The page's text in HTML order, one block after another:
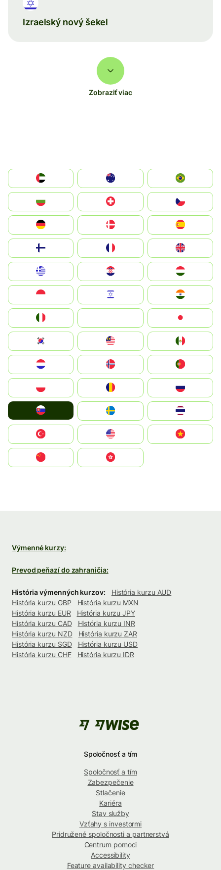
Izraelský nový šekel
Zobraziť viac
الإمارات العربية المتحدة
Switzerland
Deutschland
United Kingdom
Magyarország
South Korea
United States
中國香港特別行政區
Výmenné kurzy:
Prevod peňazí do zahraničia:
História výmenných kurzov:
História kurzu AUD
História kurzu GBP
História kurzu MXN
História kurzu EUR
História kurzu JPY
História kurzu CAD
História kurzu INR
História kurzu NZD
História kurzu ZAR
História kurzu SGD
História kurzu USD
História kurzu CHF
História kurzu IDR
Spoločnosť a tím
Spoločnosť a tím
Zabezpečenie
Stlačenie
Kariéra
Stav služby
Vzťahy s investormi
Pridružené spoločnosti a partnerstvá
Centrum pomoci
Accessibility
Feature availability checker